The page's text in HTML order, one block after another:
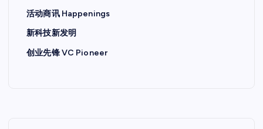
活动商讯 Happenings
新科技新发明
创业先锋 VC Pioneer